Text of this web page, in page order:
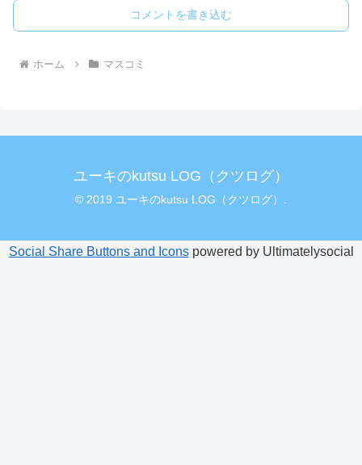
コメントを書き込む
ホーム マスコミ
ユーキのkutsu LOG（クツログ）
© 2019 ユーキのkutsu LOG（クツログ）.
Social Share Buttons and Iconspowered by Ultimatelysocial